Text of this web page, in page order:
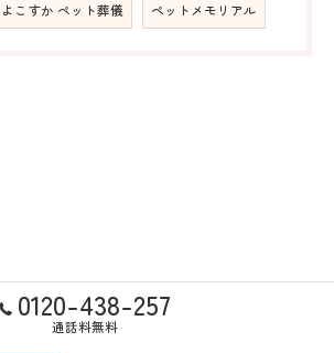
よこすか ペット葬儀 ペットメモリアル
0120-438-257
通話料無料